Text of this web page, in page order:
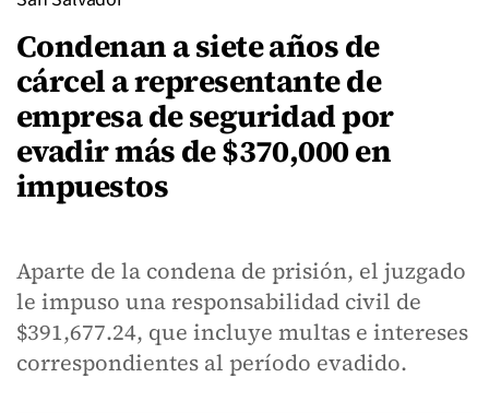
Condenan a siete años de
cárcel a representante de
empresa de seguridad por
evadir más de $370,000 en
impuestos
Aparte de la condena de prisión, el juzgado
le impuso una responsabilidad civil de
$391,677.24, que incluye multas e intereses
correspondientes al período evadido.